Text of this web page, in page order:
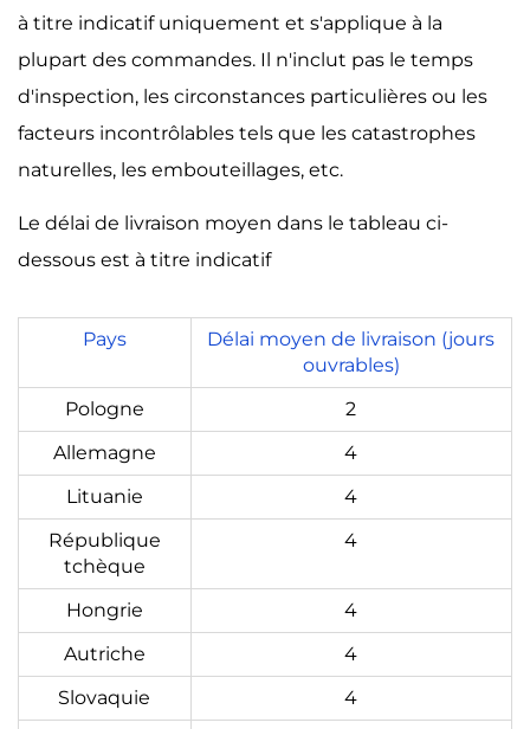
à titre indicatif uniquement et s'applique à la
plupart des commandes. Il n'inclut pas le temps
d'inspection, les circonstances particulières ou les
facteurs incontrôlables tels que les catastrophes
naturelles, les embouteillages, etc.
Le délai de livraison moyen dans le tableau ci-
dessous est à titre indicatif
Pays
Délai moyen de livraison (jours
ouvrables)
Pologne
2
Allemagne
4
Lituanie
4
République
tchèque
4
Hongrie
4
Autriche
4
Slovaquie
4